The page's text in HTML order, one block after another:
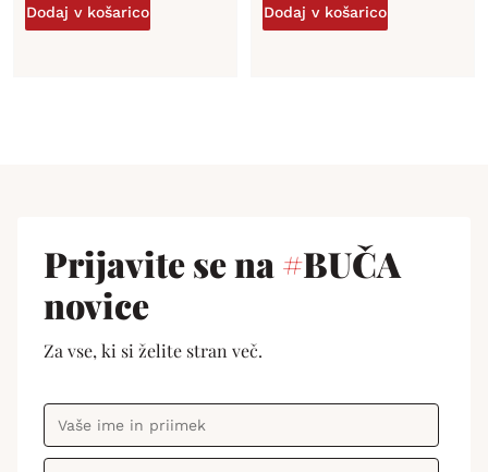
Dodaj v košarico Dodaj v košarico
Prijavite se na#BUČA
novice
Za vse, ki si želite stran več.